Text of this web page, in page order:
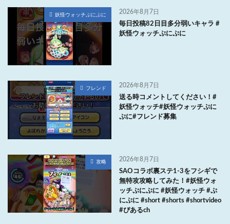
妖怪ウォッチぷにぷに 2026年8月7日
毎日投稿82日目多分弱いキャラ #
妖怪ウォッチぷにぷに
フレンド 2026年8月7日
送る時コメントしてください！#
妖怪ウォッチ#妖怪ウォッチぷに
ぷに#フレンド募集
攻略 2026年8月7日
SAOコラボ裏ステ1-3をフシギで
無特攻攻略してみた！#妖怪ウォ
ッチぷにぷに #妖怪ウォッチ #ぷ
にぷに #short #shorts #shortvideo
#ぴあるch